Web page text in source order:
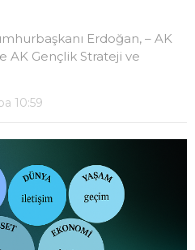
Erdoğan, – AK
AK Gençlik Strateji ve
10:59